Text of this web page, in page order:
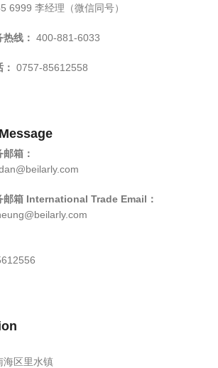
6999 李经理（微信同号）
线： 400-881-6033
0757-85612558
箱：
邮箱 International Trade Email：
海区里水镇